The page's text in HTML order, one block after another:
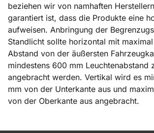
beziehen wir von namhaften
garantiert ist, dass die Produkte eine
aufweisen. Anbringung der
Standlicht sollte horizontal mit
Abstand von der äußersten
mindestens 600 mm Leuchtenabstand
angebracht werden. Vertikal wird es
mm von der Unterkante aus und
von der Oberkante aus angebracht.